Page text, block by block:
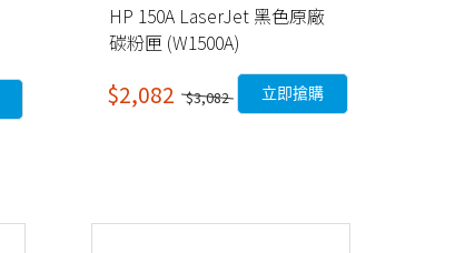
HP 150A LaserJet 黑色原廠
碳粉匣 (W1500A)
$2,082 $3,082 立即搶購